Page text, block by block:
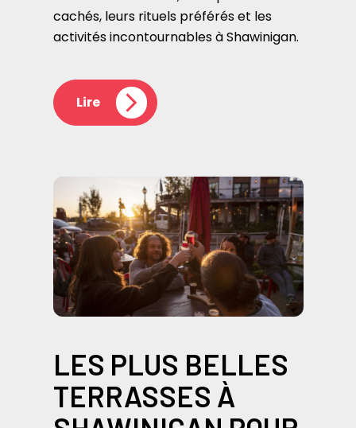
cachés, leurs rituels préférés et les
activités incontournables à Shawinigan.
Lire
LES PLUS BELLES
TERRASSES À